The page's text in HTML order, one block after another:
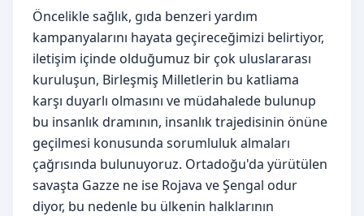
Öncelikle sağlık, gıda benzeri yardım
kampanyalarını hayata geçireceğimizi belirtiyor,
iletişim içinde olduğumuz bir çok uluslararası
kuruluşun, Birleşmiş Milletlerin bu katliama
karşı duyarlı olmasını ve müdahalede bulunup
bu insanlık dramının, insanlık trajedisinin önüne
geçilmesi konusunda sorumluluk almaları
çağrısında bulunuyoruz. Ortadoğu'da yürütülen
savaşta Gazze ne ise Rojava ve Şengal odur
diyor, bu nedenle bu ülkenin halklarının